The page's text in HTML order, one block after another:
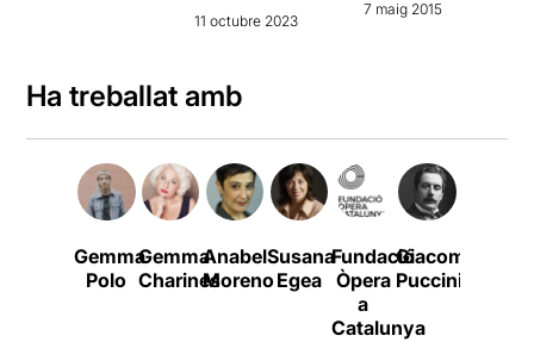
11 octubre 2023
7 maig 2015
Ha treballat amb
Gemma
Polo
Gemma
Charines
Anabel
Moreno
Susana
Egea
Fundació
Òpera
a
Catalunya
Giacomo
Puccini
William